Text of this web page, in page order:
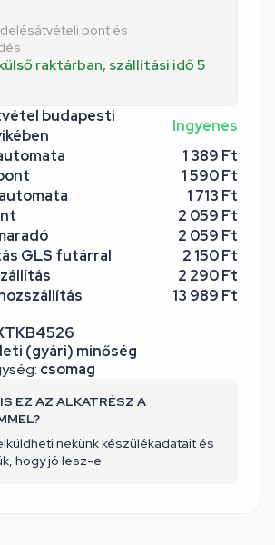
(gyári) minőség
csomag
pont és
raktárban, szállítási idő 5
budapesti
Ingyenes
1 389 Ft
1 590 Ft
1 713 Ft
2 059 Ft
2 059 Ft
GLS futárral
2 150 Ft
2 290 Ft
13 989 Ft
EZ AZ ALKATRÉSZ A
nekünk készülékadatait és
hogy jó lesz-e.